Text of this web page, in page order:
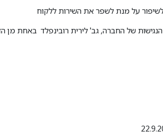
על מנת לשפר את השירות ללקוח
הנגישות של החברה, גב' לירית רובינפלד באחת מן